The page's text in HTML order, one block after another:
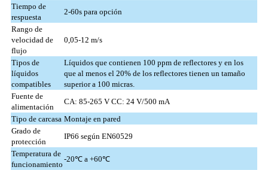
Tiempo de
respuesta
2-60s para opción
Rango de
velocidad de
flujo
0,05-12 m/s
Tipos de
líquidos
compatibles
Líquidos que contienen 100 ppm de reflectores y en los
que al menos el 20% de los reflectores tienen un tamaño
superior a 100 micras.
Fuente de
alimentación
CA: 85-265 V CC: 24 V/500 mA
Tipo de carcasa Montaje en pared
Grado de
protección
IP66 según EN60529
Temperatura de
funcionamiento
-20℃ a +60℃